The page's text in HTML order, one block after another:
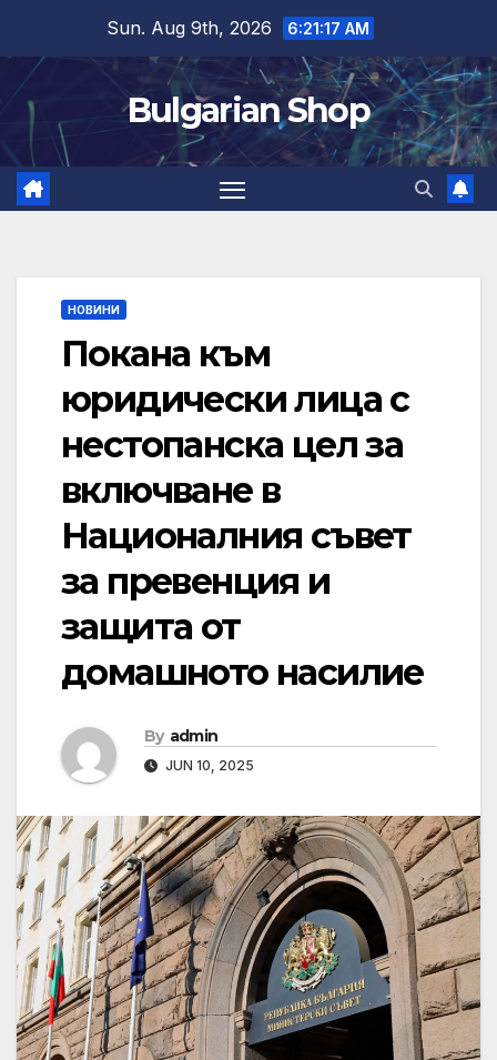
content
Sun. Aug 9th, 2026 6:21:17 AM
Bulgarian Shop
НОВИНИ
Покана към
юридически лица с
нестопанска цел за
включване в
Националния съвет
за превенция и
защита от
домашното насилие
By admin
JUN 10, 2025